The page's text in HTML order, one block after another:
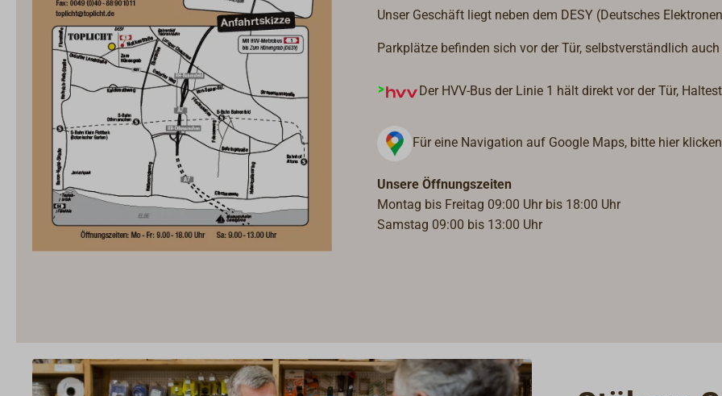
Unser Geschäft liegt neben dem DESY (Deutsches
Parkplätze befinden sich vor der Tür, selbstverständlich
Der HVV-Bus der Linie 1 hält direkt vor der Tür,
Für eine Navigation auf Google Maps, bitte hier
Unsere Öffnungszeiten
Montag bis Freitag 09:00 Uhr bis 18:00 Uhr
Samstag 09:00 bis 13:00 Uhr